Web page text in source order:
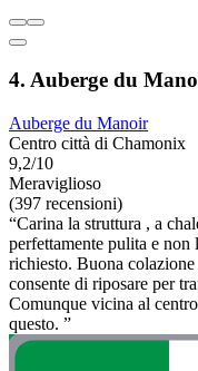
4. Auberge du
Auberge du Manoir
Centro città di Chamonix
9,2/10
Meraviglioso
(397 recensioni)
“Carina la struttura , a
perfettamente pulita e
richiesto. Buona
consente di riposare per
Comunque vicina al
questo. ”